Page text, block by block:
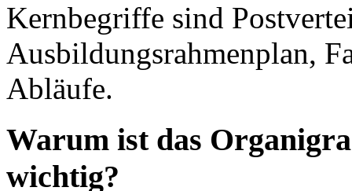
Kernbegriffe sind
Ausbildungsrahmenplan,
Abläufe.
Warum ist das
wichtig?